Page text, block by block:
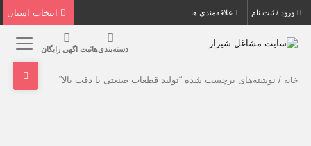
ورود / ثبت نام علاقه‌مندی ها
دسته‌بندی‌هاثبت اگهی رایگان
خانه / نوشته‌های برچسب شده “تولید قطعات صنعتی با دقت بالا”